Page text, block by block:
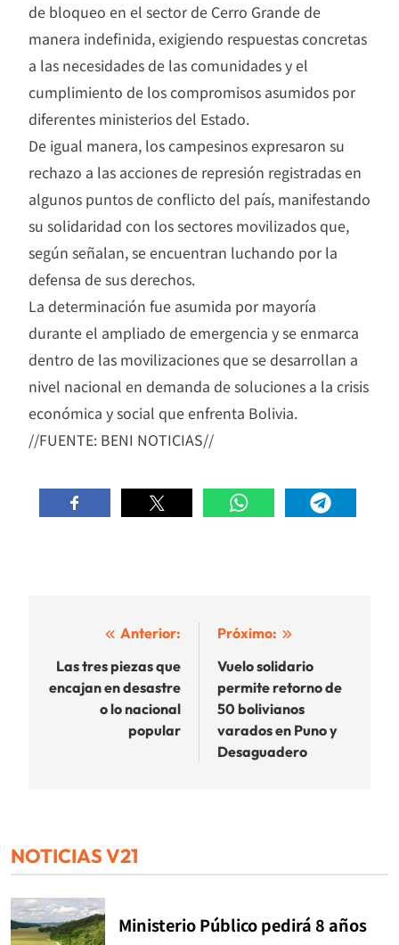
de bloqueo en el sector de Cerro Grande de
manera indefinida, exigiendo respuestas concretas
a las necesidades de las comunidades y el
cumplimiento de los compromisos asumidos por
diferentes ministerios del Estado.
De igual manera, los campesinos expresaron su
rechazo a las acciones de represión registradas en
algunos puntos de conflicto del país, manifestando
su solidaridad con los sectores movilizados que,
según señalan, se encuentran luchando por la
defensa de sus derechos.
La determinación fue asumida por mayoría
durante el ampliado de emergencia y se enmarca
dentro de las movilizaciones que se desarrollan a
nivel nacional en demanda de soluciones a la crisis
económica y social que enfrenta Bolivia.
//FUENTE: BENI NOTICIAS//
Navegación
de
entradas
Anterior:
Las tres piezas que
encajan en desastre
o lo nacional
popular
Próximo:
Vuelo solidario
permite retorno de
50 bolivianos
varados en Puno y
Desaguadero
NOTICIAS V21
Ministerio Público pedirá 8 años